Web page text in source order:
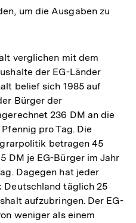
um die Ausgaben zu
verglichen mit dem
der EG-Länder
belief sich 1985 auf
Bürger der
236 DM an die
pro Tag. Die
betragen 45
DM je EG-Bürger im Jahr
Dagegen hat jeder
Deutschland täglich 25
aufzubringen. Der EG-
weniger als einem